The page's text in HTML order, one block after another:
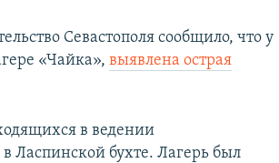
Севастополя сообщило, что у
«Чайка»,выявлена острая
в ведении
Ласпинской бухте. Лагерь был